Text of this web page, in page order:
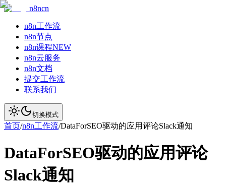
n8ncn
n8n工作流
n8n节点
n8n课程NEW
n8n云服务
n8n文档
提交工作流
联系我们
切换模式
首页/n8n工作流/DataForSEO驱动的应用评论Slack通知
DataForSEO驱动的应用评论
Slack通知